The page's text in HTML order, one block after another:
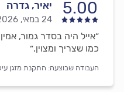
5.00 יאיר, גדרה
24 במאי, 2026
״אייל היה בסדר גמור,
כמו שצריך ומצוין.״
העבודה שבוצעה: התקנת מזגן